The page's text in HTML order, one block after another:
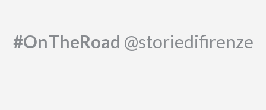
#OnTheRoad @storiedifirenze